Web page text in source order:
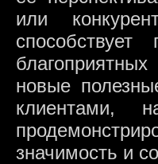
или
новые
клиентами,
значимость и